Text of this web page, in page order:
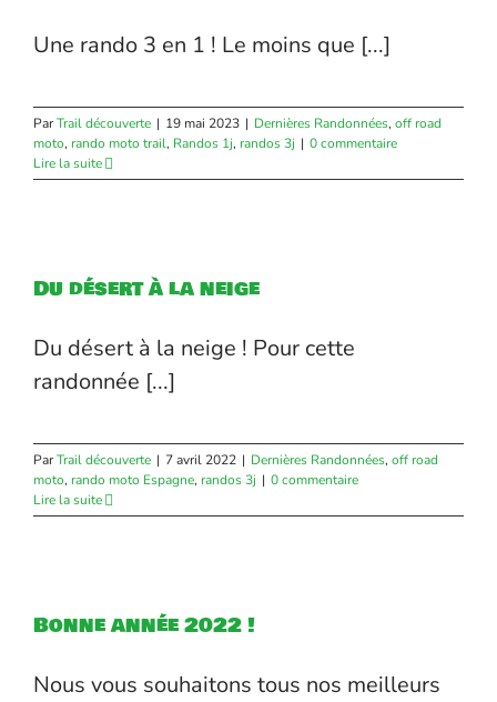
Une rando 3 en 1 ! Le moins que [...]
ParTrail découverte | 19 mai 2023 | Dernières Randonnées, off road
moto, rando moto trail, Randos 1j, randos 3j | 0 commentaire
Lire la suite
Du désert à la neige
Du désert à la neige ! Pour cette
randonnée [...]
ParTrail découverte | 7 avril 2022 | Dernières Randonnées, off road
moto, rando moto Espagne, randos 3j | 0 commentaire
Lire la suite
Bonne année 2022 !
Nous vous souhaitons tous nos meilleurs